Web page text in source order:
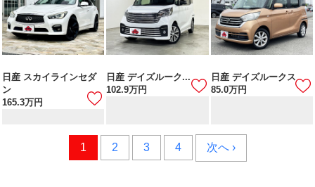
日産 スカイラインセダ
ン
165.3万円
日産 デイズルーク...
102.9万円
日産 デイズルークス
85.0万円
1 2 3 4 次へ ›